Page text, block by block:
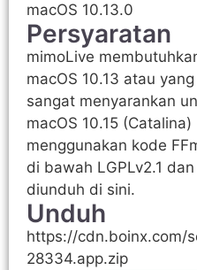
macOS 10.13.0
Persyaratan
mimoLive
macOS 10.13 atau
sangat menyarankan
macOS 10.15
menggunakan kode
di bawah LGPLv2.1
diunduh di sini.
Unduh
https://cdn.boinx.com/
28334.app.zip